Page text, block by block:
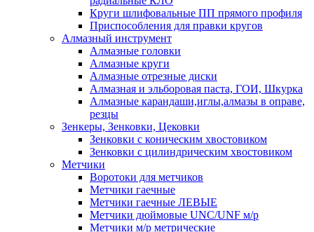
Круги шлифовальные ПП прямого профиля
Приспособления для правки кругов
Алмазный инструмент
Алмазные головки
Алмазные круги
Алмазные отрезные диски
Алмазная и эльборовая паста, ГОИ, Шкурка
Алмазные карандаши,иглы,алмазы в оправе,
резцы
Зенкеры, Зенковки, Цековки
Зенковки с коническим хвостовиком
Зенковки с цилиндрическим хвостовиком
Метчики
Воротоки для метчиков
Метчики гаечные
Метчики гаечные ЛЕВЫЕ
Метчики дюймовые UNC/UNF м/р
Метчики м/р метрические